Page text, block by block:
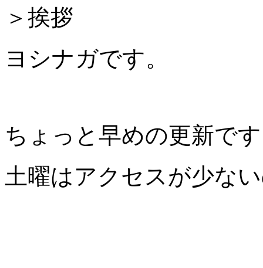
＞挨拶
ヨシナガです。
ちょっと早めの更新で
土曜はアクセスが少な